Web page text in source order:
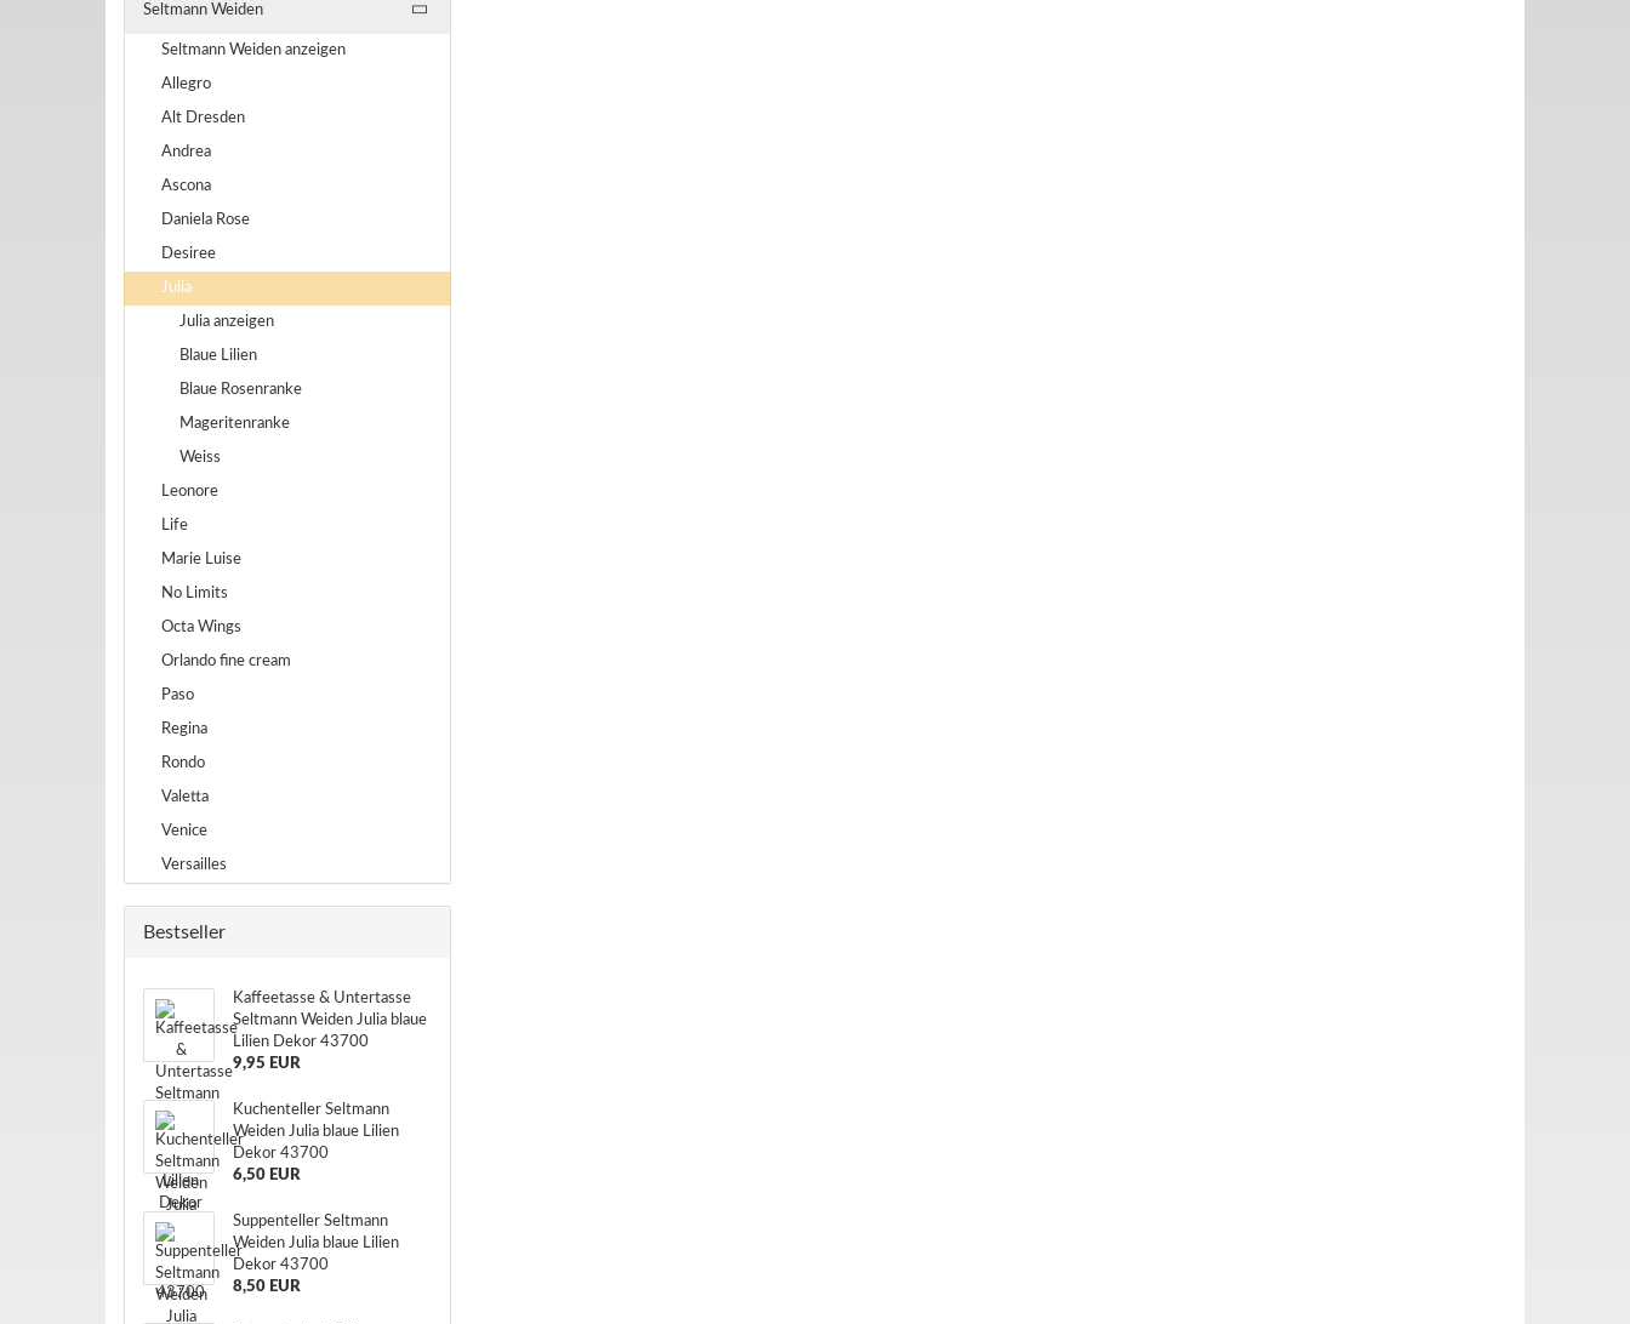
Seltmann Weiden
Seltmann Weiden anzeigen
Allegro
Alt Dresden
Andrea
Ascona
Daniela Rose
Desiree
Julia
Julia anzeigen
Blaue Lilien
Blaue Rosenranke
Mageritenranke
Weiss
Leonore
Life
Marie Luise
No Limits
Octa Wings
Orlando fine cream
Paso
Regina
Rondo
Valetta
Venice
Versailles
Bestseller
Kaffeetasse & Untertasse
Seltmann Weiden Julia blaue
Lilien Dekor 43700
9,95 EUR
Kuchenteller Seltmann
Weiden Julia blaue Lilien
Dekor 43700
6,50 EUR
Suppenteller Seltmann
Weiden Julia blaue Lilien
Dekor 43700
8,50 EUR